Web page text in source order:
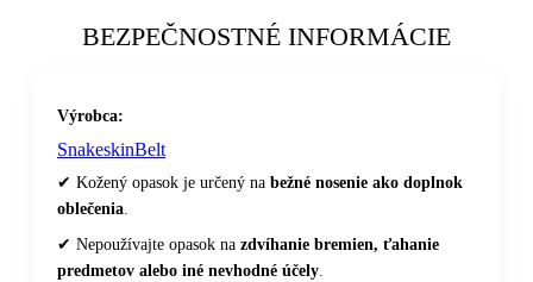
BEZPEČNOSTNÉ INFORMÁCIE
Výrobca:
SnakeskinBelt
✔ Kožený opasok je určený na bežné nosenie ako doplnok
oblečenia.
✔ Nepoužívajte opasok na zdvíhanie bremien, ťahanie
predmetov alebo iné nevhodné účely.